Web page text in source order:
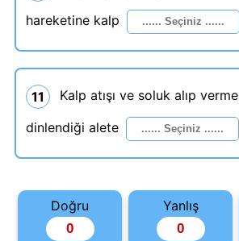
hareketine kalp
11
Kalp atışı ve soluk alıp verme
dinlendiği alete
Doğru Yanlış